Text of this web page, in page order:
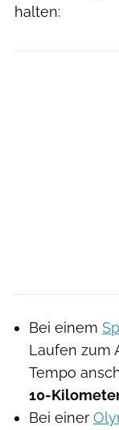
halten:
Bei einem
Laufen zum
Tempo
10-
Bei einer